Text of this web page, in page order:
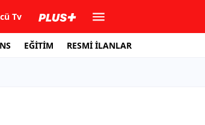
Tv
EĞİTİM RESMİ İLANLAR